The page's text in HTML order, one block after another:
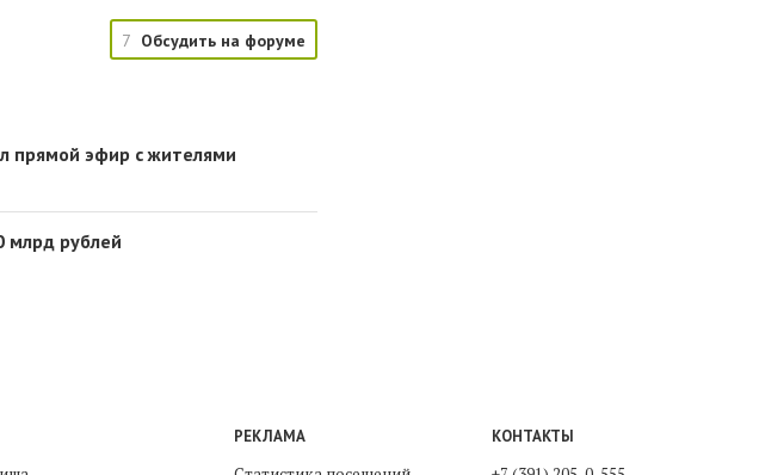
7 Обсудить на форуме
прямой эфир с жителями
млрд рублей
РЕКЛАМА КОНТАКТЫ